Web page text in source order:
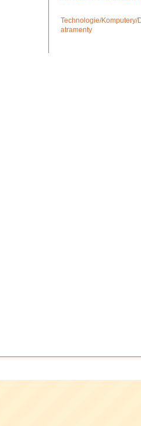
Technologie/Komputery/
atramenty